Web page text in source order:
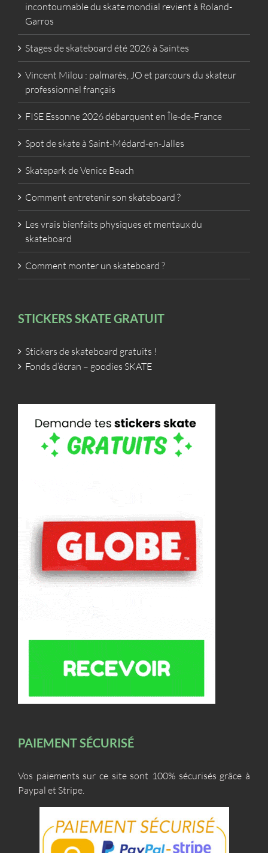
incontournable du skate mondial revient à Roland-
Garros
Stages de skateboard été 2026 à Saintes
Vincent Milou : palmarès, JO et parcours du skateur
professionnel français
FISE Essonne 2026 débarquent en Île-de-France
Spot de skate à Saint-Médard-en-Jalles
Skatepark de Venice Beach
Comment entretenir son skateboard ?
Les vrais bienfaits physiques et mentaux du
skateboard
Comment monter un skateboard ?
STICKERS SKATE GRATUIT
Stickers de skateboard gratuits !
Fonds d’écran – goodies SKATE
PAIEMENT SÉCURISÉ
Vos paiements sur ce site sont 100% sécurisés grâce à
Paypal et Stripe.